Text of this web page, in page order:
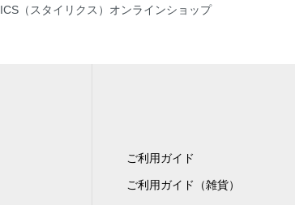
（スタイリクス）オンラインショップ
ご利用ガイド
ご利用ガイド（雑貨）